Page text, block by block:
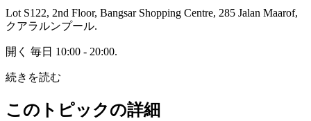
Lot S122, 2nd Floor, Bangsar Shopping Centre, 285 Jalan Maarof,
クアラルンプール.
開く 毎日 10:00 - 20:00.
続きを読む
このトピックの詳細